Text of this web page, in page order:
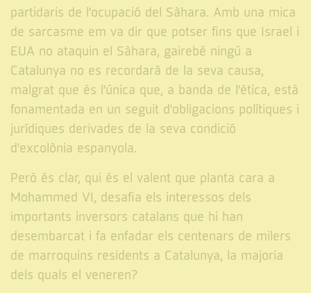
partidaris de l'ocupació del Sàhara. Amb una mica
de sarcasme em va dir que potser fins que Israel i
EUA no ataquin el Sàhara, gairebé ningú a
Catalunya no es recordarà de la seva causa,
malgrat que és l'única que, a banda de l'ètica, està
fonamentada en un seguit d'obligacions polítiques i
jurídiques derivades de la seva condició
d'excolònia espanyola.
Però és clar, qui és el valent que planta cara a
Mohammed VI, desafia els interessos dels
importants inversors catalans que hi han
desembarcat i fa enfadar els centenars de milers
de marroquins residents a Catalunya, la majoria
dels quals el veneren?